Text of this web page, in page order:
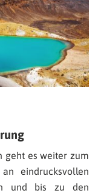
geht es weiter zum
eindrucksvollen
und bis zu den